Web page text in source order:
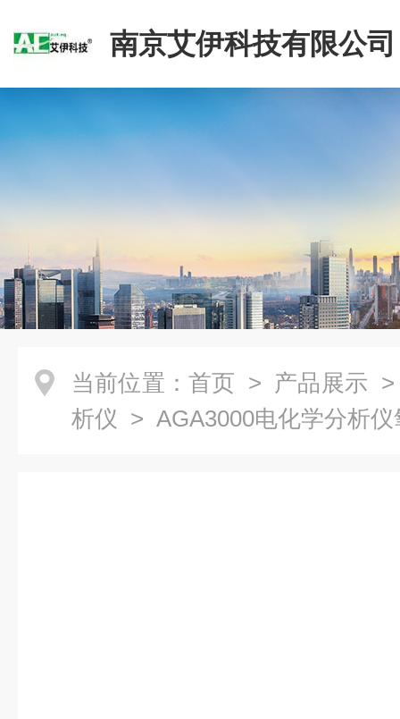
南京艾伊科技有限公司
当前位置： 首页 > 产品展示
析仪 > AGA3000电化学分析